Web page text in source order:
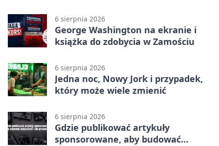
6 sierpnia 2026
George Washington na ekranie i
książka do zdobycia w Zamościu
6 sierpnia 2026
Jedna noc, Nowy Jork i przypadek,
który może wiele zmienić
6 sierpnia 2026
Gdzie publikować artykuły
sponsorowane, aby budować